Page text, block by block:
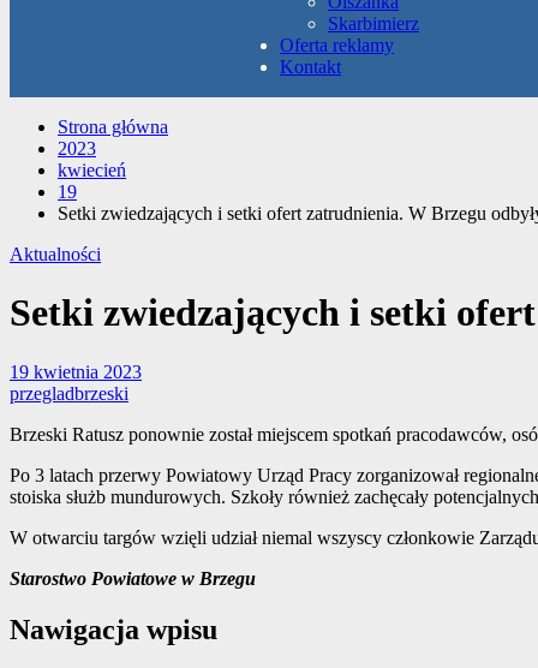
Skarbimierz
Oferta reklamy
Kontakt
Strona główna
2023
kwiecień
19
Setki zwiedzających i setki ofert zatrudnienia. W Brzegu
Aktualności
Setki zwiedzających i setki
19 kwietnia 2023
przegladbrzeski
Brzeski Ratusz ponownie został miejscem spotkań pracodawców,
Po 3 latach przerwy Powiatowy Urząd Pracy zorganizował
stoiska służb mundurowych. Szkoły również zachęcały
W otwarciu targów wzięli udział niemal wszyscy członkowie
Starostwo Powiatowe w Brzegu
Nawigacja wpisu